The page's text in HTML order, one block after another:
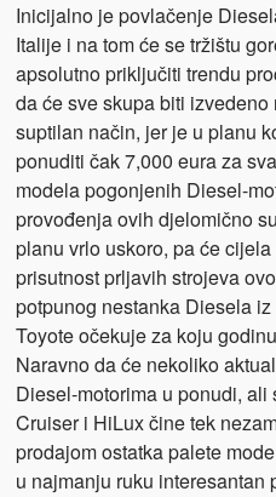
Inicijalno je povlačenje
Italije i na tom će se tržištu
apsolutno priključiti trendu
da će sve skupa biti
suptilan način, jer je u planu
ponuditi čak 7,000 eura za
modela pogonjenih Diesel-
provođenja ovih djelomično
planu vrlo uskoro, pa će
prisutnost prljavih strojeva
potpunog nestanka Diesela
Toyote očekuje za koju
Naravno da će nekoliko
Diesel-motorima u ponudi, ali
Cruiser i HiLux čine tek
prodajom ostatka palete
u najmanju ruku interesantan